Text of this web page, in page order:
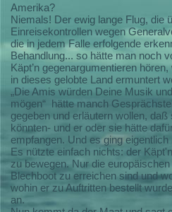
Amerika?
Niemals! Der ewig lange Flug, die
Einreisekontrollen wegen
die in jedem Falle erfolgende
Behandlung... so hätte man noch
Käpt’n gegenargumentieren
in dieses gelobte Land ermuntert
„Die Amis würden Deine Musik
mögen“ hätte manch
gegeben und erläutern wollen,
könnten- und er oder sie hätte
empfangen. Und es ging
Es nützte einfach nichts: der
zu bewegen. Nur die
Blechboot zu erreichen sind und
wohin er zu Auftritten bestellt
an.